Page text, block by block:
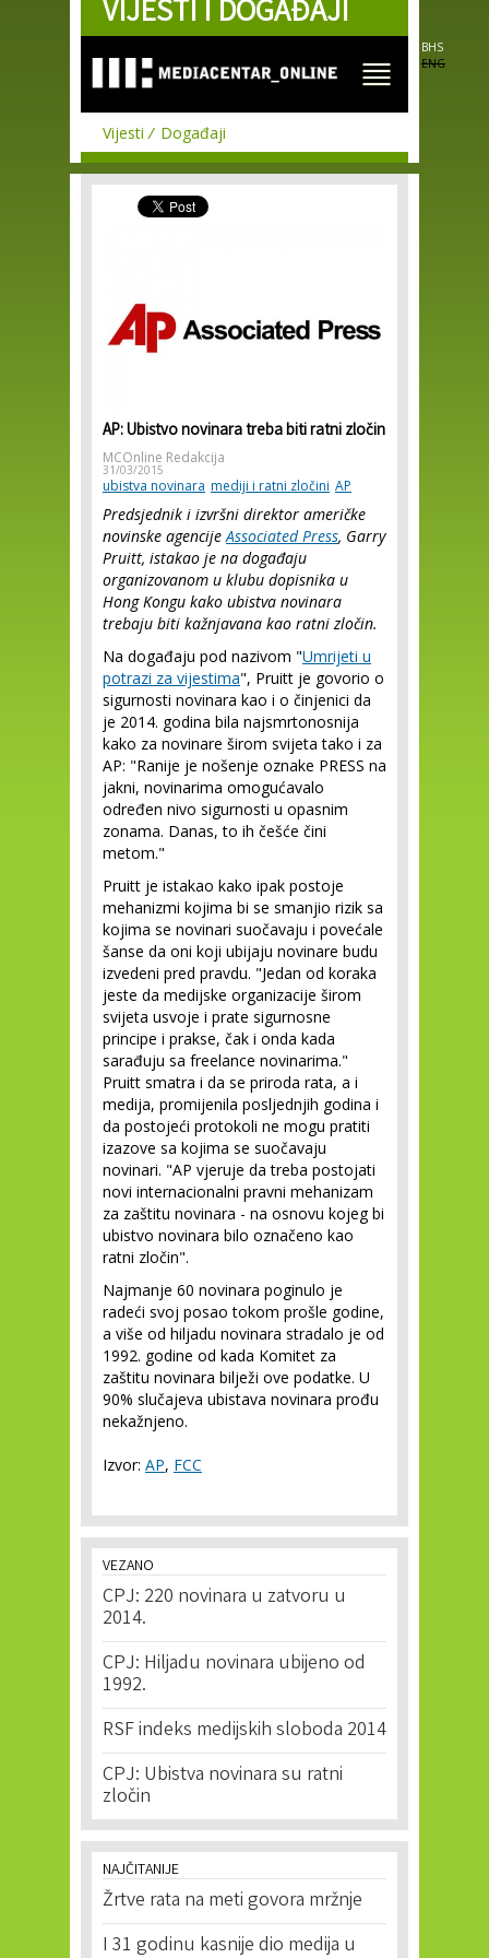
Skip to
main
VIJESTI I DOGAĐAJI
BHS
ENG
Vijesti Događaji
AP: Ubistvo novinara treba biti ratni zločin
MCOnline Redakcija
31/03/2015
ubistva novinara mediji i ratni zločini AP
Predsjednik i izvršni direktor američke
novinske agencijeAssociated Press, Garry
Pruitt, istakao je na događaju
organizovanom u klubu dopisnika u
Hong Kongu kako ubistva novinara
trebaju biti kažnjavana kao ratni zločin.
Na događaju pod nazivom "Umrijeti u
potrazi za vijestima", Pruitt je govorio o
sigurnosti novinara kao i o činjenici da
je 2014. godina bila najsmrtonosnija
kako za novinare širom svijeta tako i za
AP: "Ranije je nošenje oznake PRESS na
jakni, novinarima omogućavalo
određen nivo sigurnosti u opasnim
zonama. Danas, to ih češće čini
metom."
Pruitt je istakao kako ipak postoje
mehanizmi kojima bi se smanjio rizik sa
kojima se novinari suočavaju i povećale
šanse da oni koji ubijaju novinare budu
izvedeni pred pravdu. "Jedan od koraka
jeste da medijske organizacije širom
svijeta usvoje i prate sigurnosne
principe i prakse, čak i onda kada
sarađuju sa freelance novinarima."
Pruitt smatra i da se priroda rata, a i
medija, promijenila posljednjih godina i
da postojeći protokoli ne mogu pratiti
izazove sa kojima se suočavaju
novinari. "AP vjeruje da treba postojati
novi internacionalni pravni mehanizam
za zaštitu novinara - na osnovu kojeg bi
ubistvo novinara bilo označeno kao
ratni zločin".
Najmanje 60 novinara poginulo je
radeći svoj posao tokom prošle godine,
a više od hiljadu novinara stradalo je od
1992. godine od kada Komitet za
zaštitu novinara bilježi ove podatke. U
90% slučajeva ubistava novinara prođu
nekažnjeno.
Izvor: AP, FCC
VEZANO
CPJ: 220 novinara u zatvoru u
2014.
CPJ: Hiljadu novinara ubijeno od
1992.
RSF indeks medijskih sloboda 2014
CPJ: Ubistva novinara su ratni
zločin
NAJČITANIJE
Žrtve rata na meti govora mržnje
I 31 godinu kasnije dio medija u